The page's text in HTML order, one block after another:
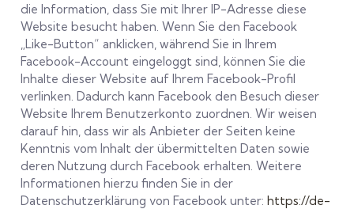
die Information, dass Sie mit Ihrer IP-Adresse diese
Website besucht haben. Wenn Sie den Facebook
„Like-Button“ anklicken, während Sie in Ihrem
Facebook-Account eingeloggt sind, können Sie die
Inhalte dieser Website auf Ihrem Facebook-Profil
verlinken. Dadurch kann Facebook den Besuch dieser
Website Ihrem Benutzerkonto zuordnen. Wir weisen
darauf hin, dass wir als Anbieter der Seiten keine
Kenntnis vom Inhalt der übermittelten Daten sowie
deren Nutzung durch Facebook erhalten. Weitere
Informationen hierzu finden Sie in der
Datenschutzerklärung von Facebook unter:https://de-